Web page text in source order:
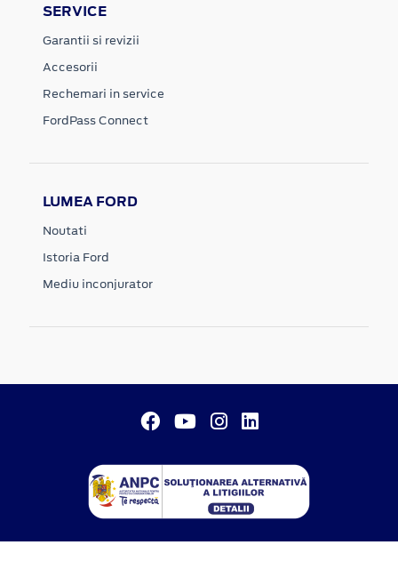
SERVICE
Garantii si revizii
Accesorii
Rechemari in service
FordPass Connect
LUMEA FORD
Noutati
Istoria Ford
Mediu inconjurator